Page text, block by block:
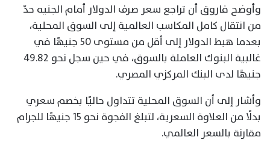
وأوضح فاروق أن تراجع سعر صرف الدولار أمام الجنيه حدّ
من انتقال كامل المكاسب العالمية إلى السوق المحلية،
بعدما هبط الدولار إلى أقل من مستوى 50 جنيهًا في
غالبية البنوك العاملة بالسوق، في حين سجل نحو 49.82
جنيهًا لدى البنك المركزي المصري.
وأشار إلى أن السوق المحلية تتداول حاليًا بخصم سعري
بدلًا من العلاوة السعرية، لتبلغ الفجوة نحو 15 جنيهًا للجرام
مقارنة بالسعر العالمي.